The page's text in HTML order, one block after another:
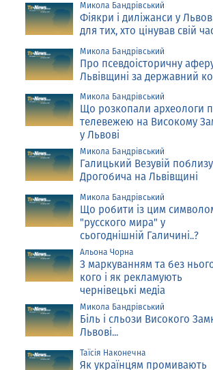
Микола Бандрівський
Фіякри і диліжанси у
для тих, хто цінував свій
Микола Бандрівський
Про псевдоісторичну
Львівщині за державний
Микола Бандрівський
Що розкопали археологи
телевежею на Високому
у Львові
Микола Бандрівський
Галицький Везувій поблизу
Дрогобича на Львівщині
Микола Бандрівський
Що робити із цим
"русского мира" у
сьогоднішній Галичині..?
Альона Чорна
З маркуванням та без
кого і як рекламують
чернівецькі медіа
Микола Бандрівський
Біль і сльози Високого
Львові...
Таїсія Наконечна
Як українцям промивають